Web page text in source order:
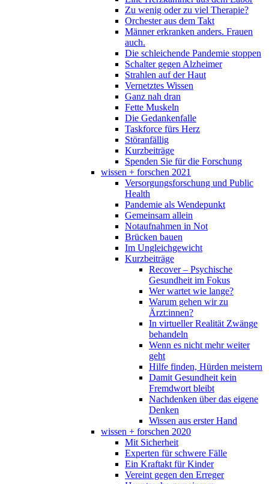
Zu wenig oder zu viel Therapie?
Orchester aus dem Takt
Männer erkranken anders. Frauen
auch.
Die schleichende Pandemie stoppen
Schalter gegen Alzheimer
Strahlen auf der Haut
Vernetztes Wissen
Ganz nah dran
Fette Muskeln
Die Gedankenfalle
Taskforce fürs Herz
Störanfällig
Kurzbeiträge
Spenden Sie für die Forschung
wissen + forschen 2021
Versorgungsforschung und Public
Health
Pandemie als Wendepunkt
Gemeinsam allein
Notaufnahmen in Not
Brücken bauen
Im Ungleichgewicht
Kurzbeiträge
Recover – Psychische
Gesundheit im Fokus
Wer wartet wie lange?
Warum gehen wir zu
Ärzt:innen?
In virtueller Realität Zwänge
behandeln
Wenn es nicht mehr weiter
geht
Hilfe finden, Hürden meistern
Damit Gesundheit kein
Fremdwort bleibt
Nachdenken über das eigene
Denken
Wissen aus erster Hand
wissen + forschen 2020
Mit Sicherheit
Experten für schwere Fälle
Ein Kraftakt für Kinder
Vereint gegen den Erreger